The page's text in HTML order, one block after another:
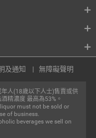
人(18歲以下人士)售賣或供
精濃度 最高為53%。
must not be sold or
of business.
beverages we sell on
及通知 無障礙聲明